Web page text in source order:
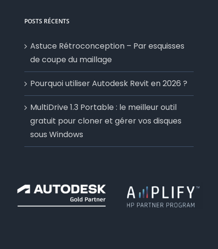
POSTS RÉCENTS
Astuce Rétroconception – Par esquisses
de coupe du maillage
Pourquoi utiliser Autodesk Revit en 2026 ?
MultiDrive 1.3 Portable : le meilleur outil
gratuit pour cloner et gérer vos disques
sous Windows